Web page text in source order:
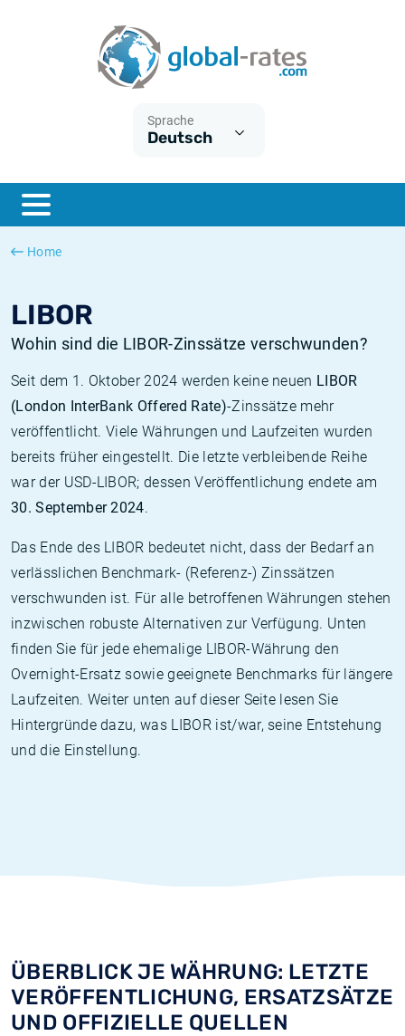
Sprache
Deutsch
Home
LIBOR
Wohin sind die LIBOR-Zinssätze verschwunden?
Seit dem 1. Oktober 2024 werden keine neuen LIBOR
(London InterBank Offered Rate)-Zinssätze mehr
veröffentlicht. Viele Währungen und Laufzeiten wurden
bereits früher eingestellt. Die letzte verbleibende Reihe
war der USD-LIBOR; dessen Veröffentlichung endete am
30. September 2024.
Das Ende des LIBOR bedeutet nicht, dass der Bedarf an
verlässlichen Benchmark- (Referenz-) Zinssätzen
verschwunden ist. Für alle betroffenen Währungen stehen
inzwischen robuste Alternativen zur Verfügung. Unten
finden Sie für jede ehemalige LIBOR-Währung den
Overnight-Ersatz sowie geeignete Benchmarks für längere
Laufzeiten. Weiter unten auf dieser Seite lesen Sie
Hintergründe dazu, was LIBOR ist/war, seine Entstehung
und die Einstellung.
ÜBERBLICK JE WÄHRUNG: LETZTE
VERÖFFENTLICHUNG, ERSATZSÄTZE
UND OFFIZIELLE QUELLEN
ESTER
SONIA
Was ist die VPI-Inflation?
Was ist die HVPI-Inflation?
Deutsche inflation
Europäische inflation
Historische Euribor-Sätze
Historische ESTER-Sätze
Historische SOFR-Sätze
Historische SONIA-Sätze
Inflationsrechner